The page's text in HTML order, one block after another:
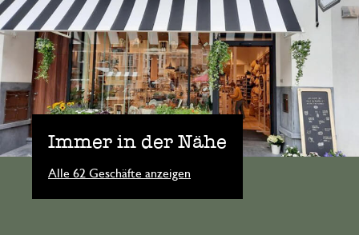
Immer in der Nähe
Alle 62 Geschäfte anzeigen